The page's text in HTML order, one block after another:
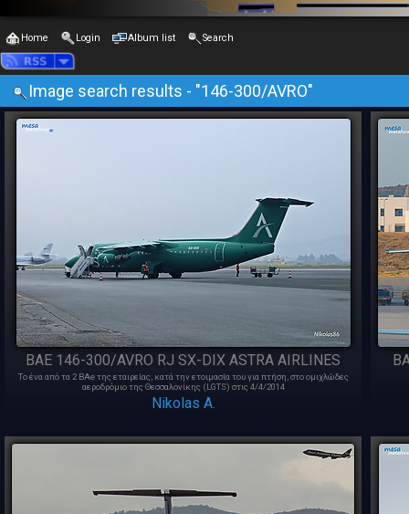
Home Login Album list Search
Image search results - "146-300/AVRO"
BAE 146-300/AVRO RJ SX-DIX ASTRA AIRLINES
Το ένα από τα 2 BAe της εταιρείας, κατά την ετοιμασία του για πτήση, στο ομιχλώδες
αεροδρόμιο της Θεσσαλονίκης (LGTS) στις 4/4/2014
Nikolas A.